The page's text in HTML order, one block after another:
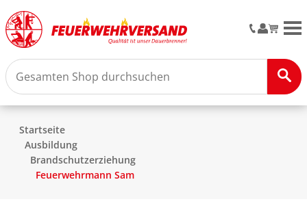
Startseite
Ausbildung
Brandschutzerziehung
Feuerwehrmann Sam